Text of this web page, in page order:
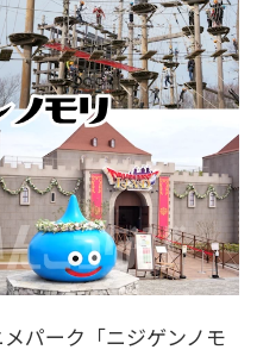
パーク「ニジゲンノモ